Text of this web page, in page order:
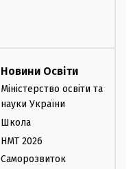
Новини Освіти
Міністерство освіти та
науки України
Школа
НМТ 2026
Саморозвиток